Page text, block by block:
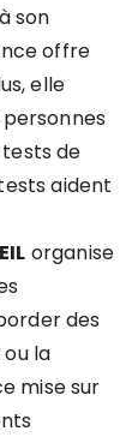
son
offre
elle
de
aident
organise
des
la
mise sur